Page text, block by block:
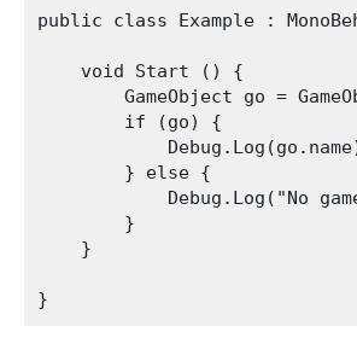
public class Example :
    void Start () {
GameObject go =
        if (go) {
        } else {
Debug.Log("No
        }
    }